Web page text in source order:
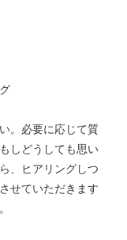
。必要に応じて質
しどうしても思い
、ヒアリングしつ
せていただきます